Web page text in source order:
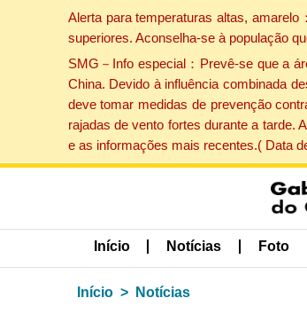
Alerta para temperaturas altas,
superiores. Aconselha-se à população
SMG－Info especial：Prevê-se que a
China. Devido à influência combinada
deve tomar medidas de prevenção
rajadas de vento fortes durante a tarde.
e as informações mais recentes.( Data
Início Notícias Foto
Início Notícias